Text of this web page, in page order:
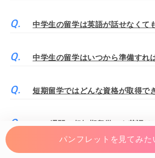
中学生の留学は英語が話せなくて
中学生の留学はいつから準備すれ
短期留学ではどんな資格が取得で
1～2週間の超短期留学でも英語は
パンフレットを見てみた